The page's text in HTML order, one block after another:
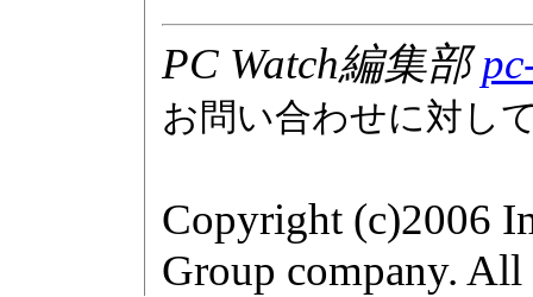
PC Watch編集部
お問い合わせに対し
Copyright (c)2006
Group company. All